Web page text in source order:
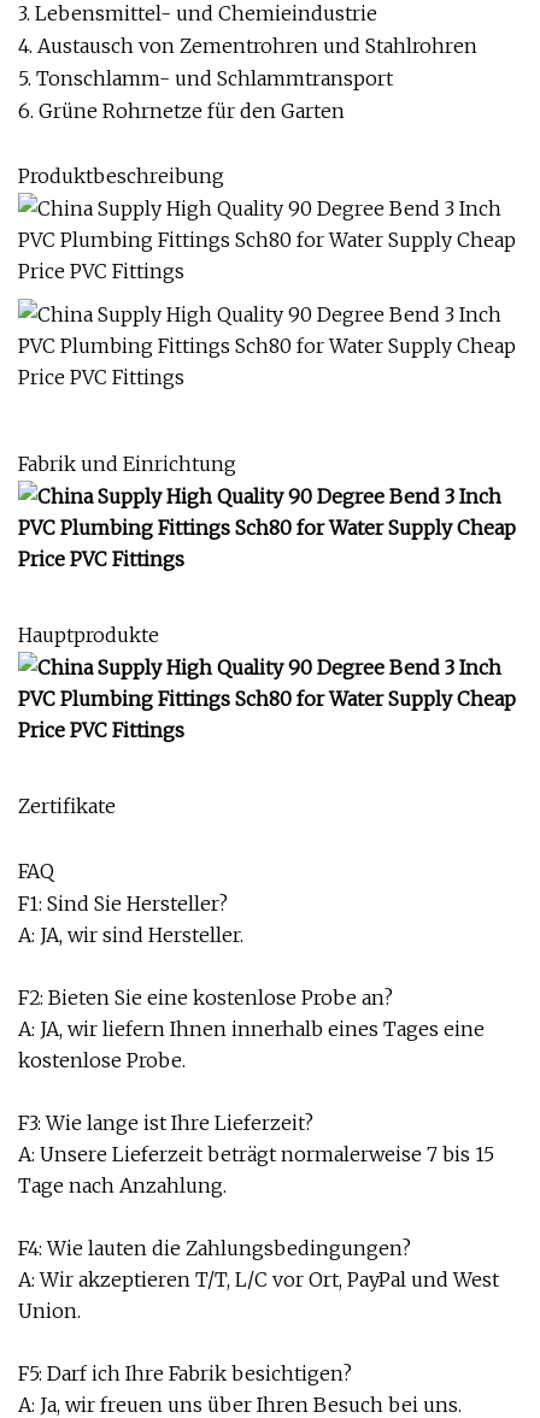
3. Lebensmittel- und Chemieindustrie
4. Austausch von Zementrohren und Stahlrohren
5. Tonschlamm- und Schlammtransport
6. Grüne Rohrnetze für den Garten
Produktbeschreibung
Fabrik und Einrichtung
Hauptprodukte
Zertifikate
FAQ
F1: Sind Sie Hersteller?
A: JA, wir sind Hersteller.
F2: Bieten Sie eine kostenlose Probe an?
A: JA, wir liefern Ihnen innerhalb eines Tages eine
kostenlose Probe.
F3: Wie lange ist Ihre Lieferzeit?
A: Unsere Lieferzeit beträgt normalerweise 7 bis 15
Tage nach Anzahlung.
F4: Wie lauten die Zahlungsbedingungen?
A: Wir akzeptieren T/T, L/C vor Ort, PayPal und West
Union.
F5: Darf ich Ihre Fabrik besichtigen?
A: Ja, wir freuen uns über Ihren Besuch bei uns.